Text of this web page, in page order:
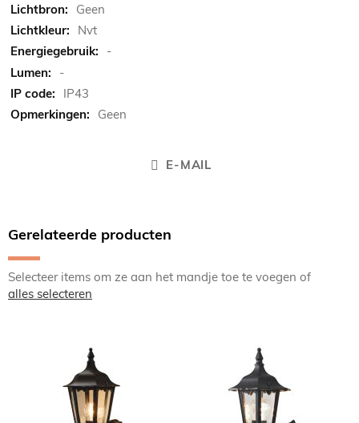
Geen
Nvt
-
-
IP43
Geen
E-MAIL
Gerelateerde producten
Selecteer items om ze aan het mandje toe te voegen of
alles selecteren